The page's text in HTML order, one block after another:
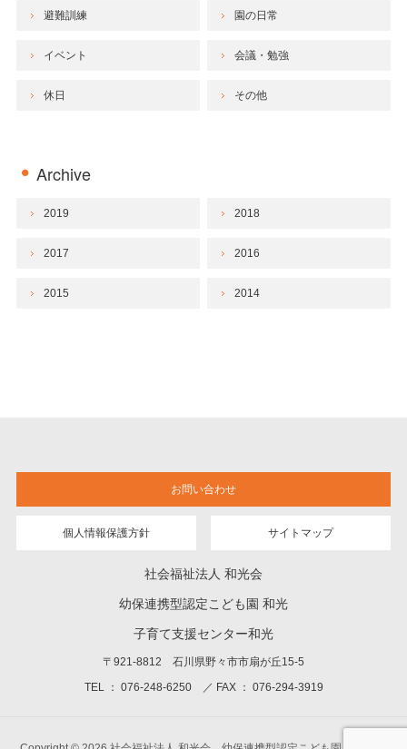
避難訓練 園の日常
イベント 会議・勉強
休日 その他
Archive
2019 2018
2017 2016
2015 2014
お問い合わせ
個人情報保護方針 サイトマップ
社会福祉法人 和光会
幼保連携型認定こども園 和光
子育て支援センター和光
〒921-8812 石川県野々市市扇が丘15-5
TEL ： 076-248-6250 ／ FAX ： 076-294-3919